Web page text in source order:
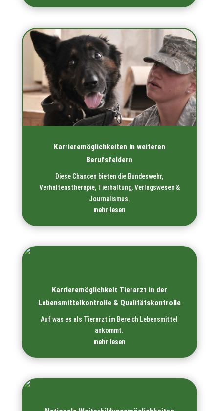
Karrieremöglichkeiten in weiteren
Berufsfeldern
Diese Chancen bieten die Bundeswehr,
Verhaltenstherapie, Tierhaltung, Verlagswesen &
Journalismus.
mehr lesen
Karrieremöglichkeit Tierarzt in der
Lebensmittelkontrolle & Qualitätskontrolle
Auf was es als Tierarzt im Bereich Lebensmittel
ankommt.
mehr lesen